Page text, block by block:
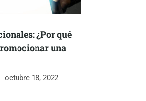
¿Por qué
una
octubre 18, 2022